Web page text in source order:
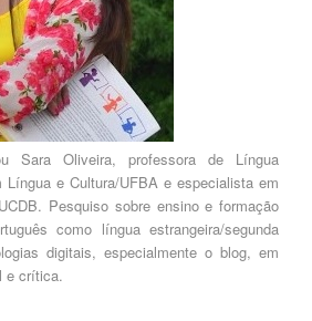
Sara Oliveira, professora de Língua
Língua e Cultura/UFBA e especialista em
Pesquiso sobre ensino e formação
como língua estrangeira/segunda
digitais, especialmente o blog, em
e crítica.